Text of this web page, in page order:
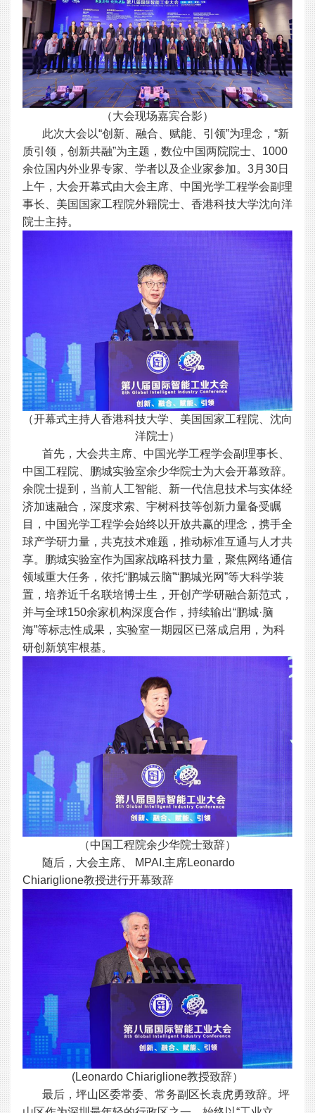
（大会现场嘉宾合影）
此次大会以“创新、融合、赋能、引领”为理念，“新
质引领，创新共融”为主题，数位中国两院院士、1000
余位国内外业界专家、学者以及企业家参加。3月30日
上午，大会开幕式由大会主席、中国光学工程学会副理
事长、美国国家工程院外籍院士、香港科技大学沈向洋
院士主持。
（开幕式主持人香港科技大学、美国国家工程院、沈向
洋院士）
首先，大会共主席、中国光学工程学会副理事长、
中国工程院、鹏城实验室余少华院士为大会开幕致辞。
余院士提到，当前人工智能、新一代信息技术与实体经
济加速融合，深度求索、宇树科技等创新力量备受瞩
目，中国光学工程学会始终以开放共赢的理念，携手全
球产学研力量，共克技术难题，推动标准互通与人才共
享。鹏城实验室作为国家战略科技力量，聚焦网络通信
领域重大任务，依托“鹏城云脑”“鹏城光网”等大科学装
置，培养近千名联培博士生，开创产学研融合新范式，
并与全球150余家机构深度合作，持续输出“鹏城·脑
海”等标志性成果，实验室一期园区已落成启用，为科
研创新筑牢根基。
（中国工程院余少华院士致辞）
随后，大会主席、 MPAI.主席Leonardo
Chiariglione教授进行开幕致辞
(Leonardo Chiariglione教授致辞）
最后，坪山区委常委、常务副区长袁虎勇致辞。坪